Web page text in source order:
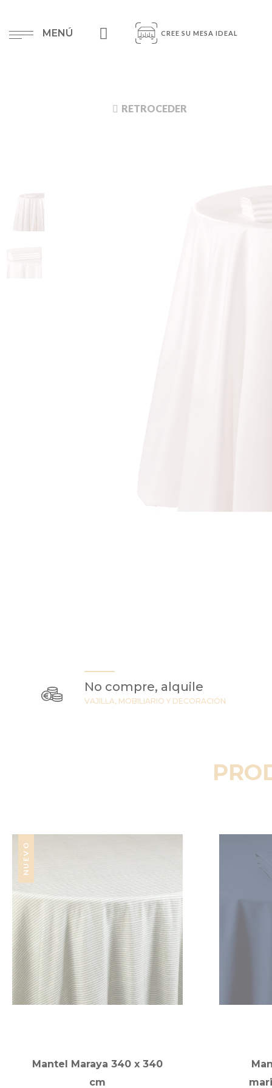
MENÚ CREE SU MESA IDEAL
RETROCEDER
No compre, alquile
VAJILLA, MOBILIARIO Y DECORACIÓN
NUEVO
Mantel Maraya 340 x 340
cm